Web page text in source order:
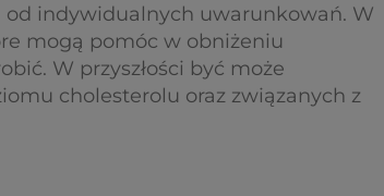
od indywidualnych uwarunkowań. W
mogą pomóc w obniżeniu
W przyszłości być może
cholesterolu oraz związanych z